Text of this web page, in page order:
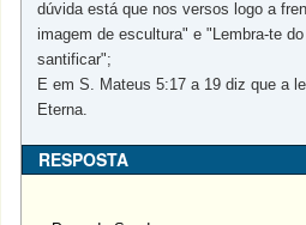
dúvida está que nos versos logo a
imagem de escultura" e "Lembra-te
santificar";
E em S. Mateus 5:17 a 19 diz que a
Eterna.
RESPOSTA